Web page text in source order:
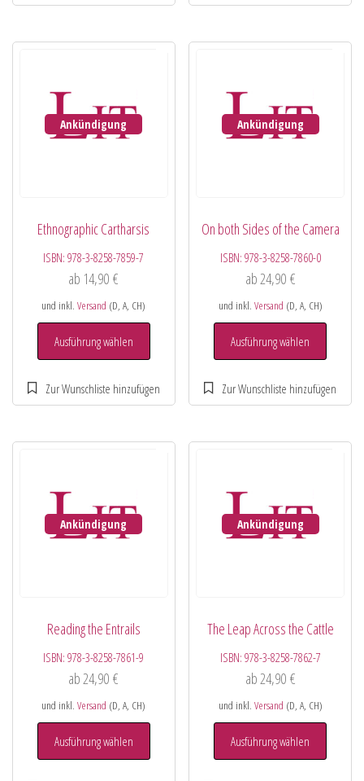
Ankündigung
Ethnographic Cartharsis
ISBN:978-3-8258-7859-7
ab 14,90€
und inkl.Versand (D, A, CH)
Ausführung wählen
Ankündigung
On both Sides of the Camera
ISBN: 978-3-8258-7860-0
ab24,90 €
und inkl. Versand (D, A, CH)
Ausführung wählen
Ankündigung
Reading the Entrails
ISBN:978-3-8258-7861-9
ab24,90€
und inkl.Versand (D, A, CH)
Ausführung wählen
Ankündigung
The Leap Across the Cattle
ISBN: 978-3-8258-7862-7
ab24,90 €
und inkl. Versand (D, A, CH)
Ausführung wählen